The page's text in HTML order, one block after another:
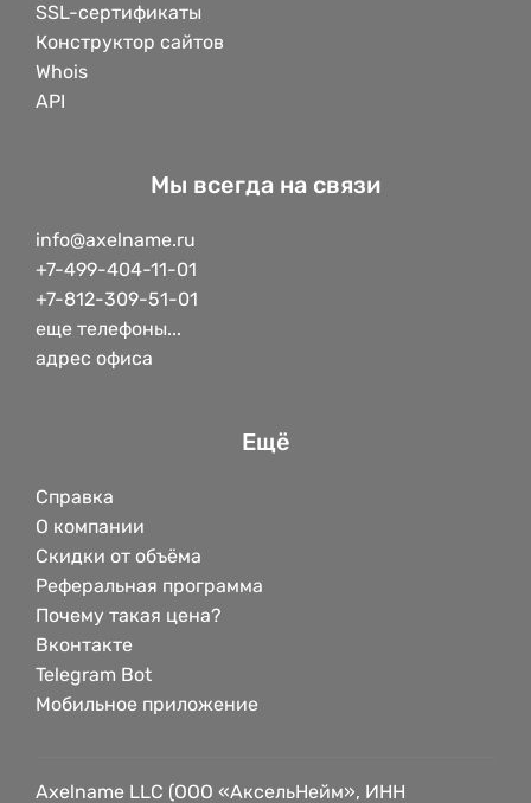
SSL-сертификаты
Конструктор сайтов
Whois
API
Мы всегда на связи
info@axelname.ru
+7-499-404-11-01
+7-812-309-51-01
еще телефоны...
адрес офиса
Ещё
Справка
О компании
Скидки от объёма
Реферальная программа
Почему такая цена?
Вконтакте
Telegram Bot
Мобильное приложение
Axelname LLC (ООО «АксельНейм», ИНН